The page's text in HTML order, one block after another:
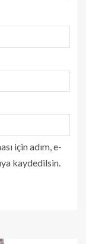
için adım, e-
kaydedilsin.